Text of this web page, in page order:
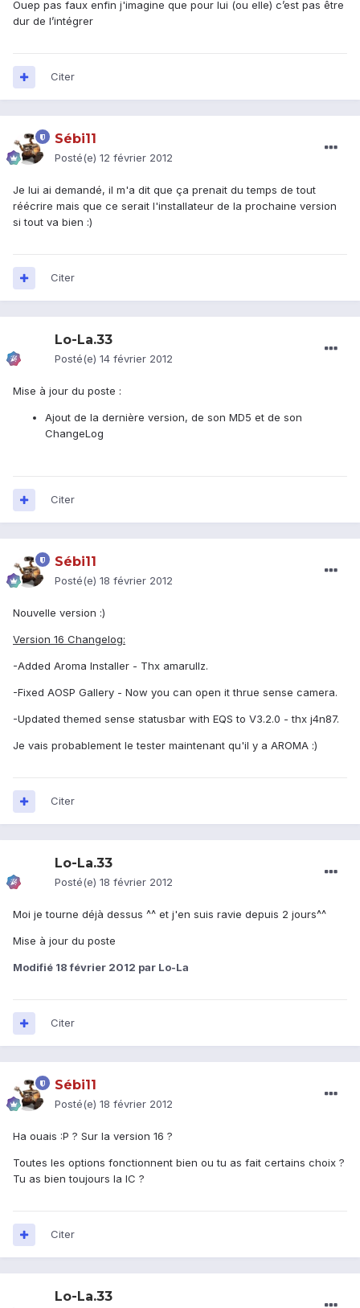
Ouep pas faux enfin j'imagine que pour lui (ou elle) c’est pas être
dur de l’intégrer
Citer
Sébi11
Posté(e) 12 février 2012
Je lui ai demandé, il m'a dit que ça prenait du temps de tout
réécrire mais que ce serait l'installateur de la prochaine version
si tout va bien :)
Citer
Lo-La.33
Posté(e) 14 février 2012
Mise à jour du poste :
Ajout de la dernière version, de son MD5 et de son
ChangeLog
Citer
Sébi11
Posté(e) 18 février 2012
Nouvelle version :)
Version 16 Changelog:
-Added Aroma Installer - Thx amarullz.
-Fixed AOSP Gallery - Now you can open it thrue sense camera.
-Updated themed sense statusbar with EQS to V3.2.0 - thx j4n87.
Je vais probablement le tester maintenant qu'il y a AROMA :)
Citer
Lo-La.33
Posté(e) 18 février 2012
Moi je tourne déjà dessus ^^ et j'en suis ravie depuis 2 jours^^
Mise à jour du poste
Modifié 18 février 2012 par Lo-La
Citer
Sébi11
Posté(e) 18 février 2012
Ha ouais :P ? Sur la version 16 ?
Toutes les options fonctionnent bien ou tu as fait certains choix ?
Tu as bien toujours la IC ?
Citer
Lo-La.33